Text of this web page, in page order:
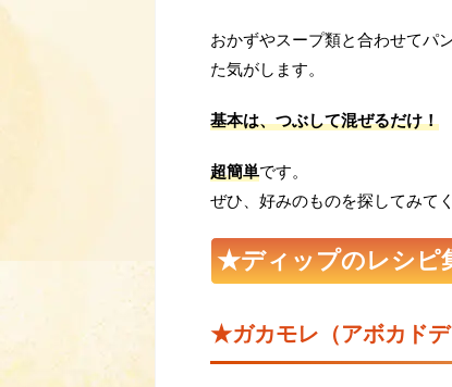
おかずやスープ類と合わせてパ
た気がします。
基本は、つぶして混ぜるだけ！
超簡単です。
ぜひ、好みのものを探してみて
★ディップのレシピ
★ガカモレ（アボカドデ